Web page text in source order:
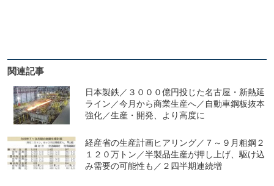
関連記事
日本製鉄／３０００億円投じた名古屋・新熱延
ライン／今月から商業生産へ／自動車鋼板抜本
強化／生産・開発、より高度に
経産省の生産計画ヒアリング／７～９月粗鋼２
１２０万トン／半製品生産が押し上げ、駆け込
み需要の可能性も／２四半期連続増